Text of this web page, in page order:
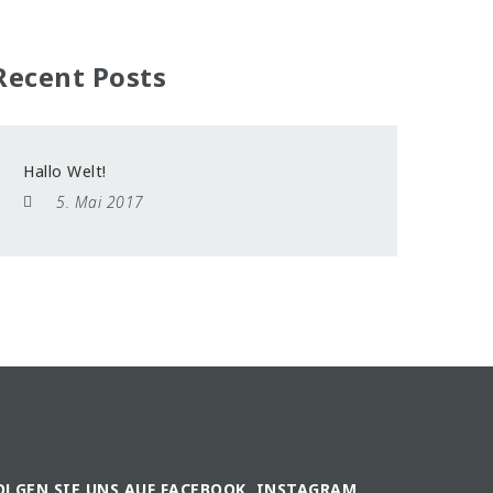
Posts
Hallo Welt!
5. Mai 2017